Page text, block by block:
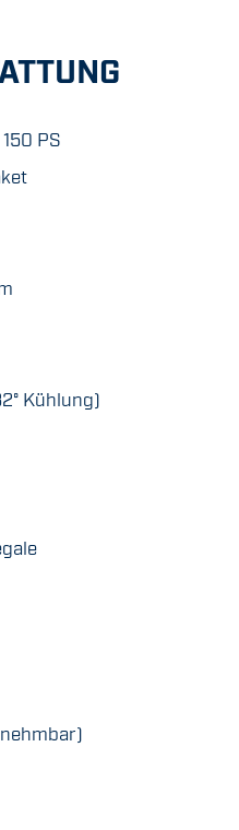
PS
Kühlung)